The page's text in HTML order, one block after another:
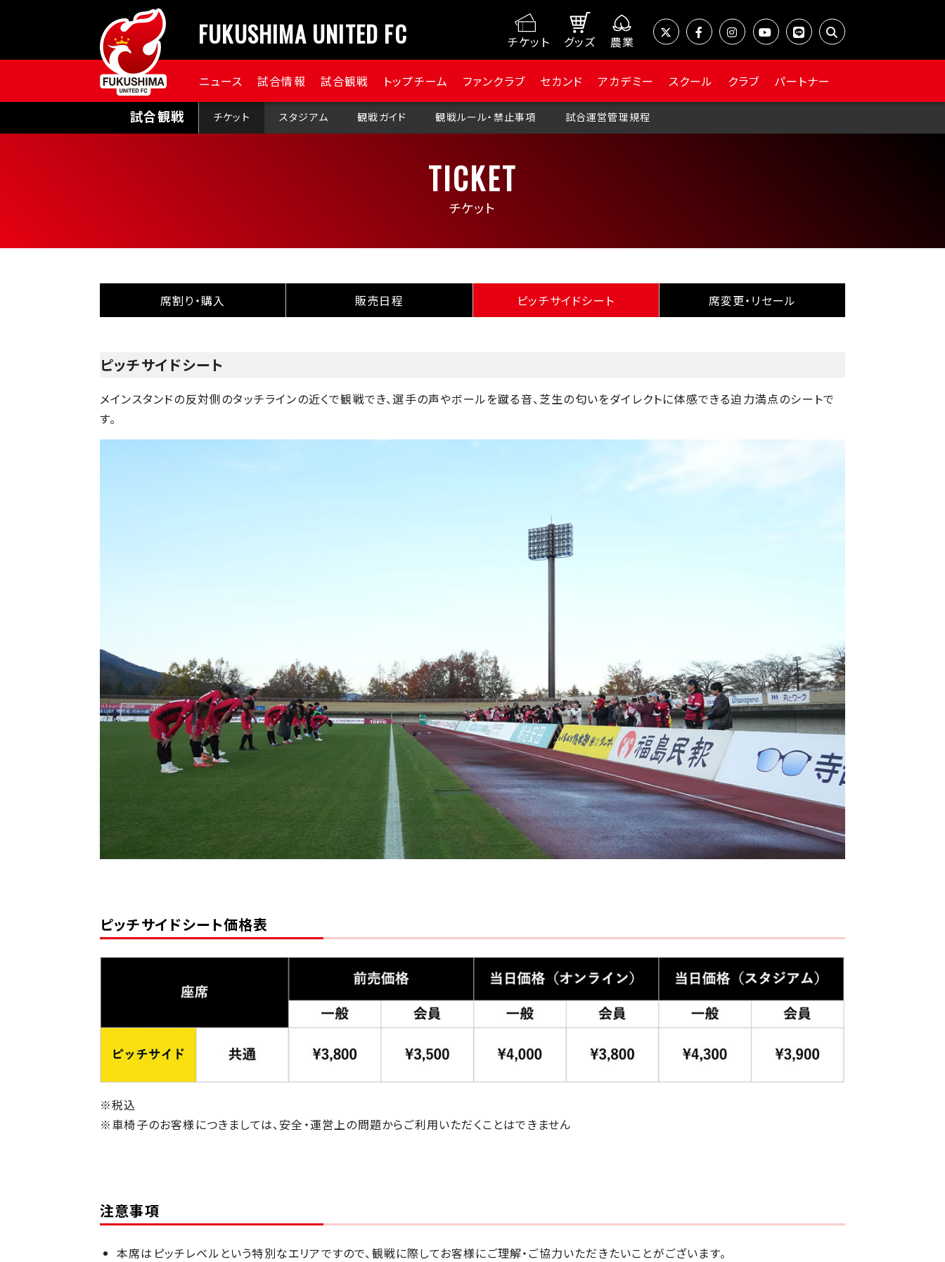
FUKUSHIMA UNITED FC チケット グッズ 農業
ニュース 試合情報 試合観戦 トップチーム ファンクラブ セカンド アカデミー スクール クラブ パートナー
試合観戦 チケット スタジアム 観戦ガイド 観戦ルール・禁止事項 試合運営管理規程
TICKET
チケット
席割り・購入 販売日程 ピッチサイドシート 席変更・リセール
ピッチサイドシート
メインスタンドの反対側のタッチラインの近くで観戦でき、選手の声やボールを蹴る音、芝生の匂いをダイレクトに体感できる迫力満点のシートで
す。
ピッチサイドシート価格表
※税込
※車椅子のお客様につきましては、安全・運営上の問題からご利用いただくことはできません
注意事項
本席はピッチレベルという特別なエリアですので、観戦に際してお客様にご理解・ご協力いただきたいことがございます。